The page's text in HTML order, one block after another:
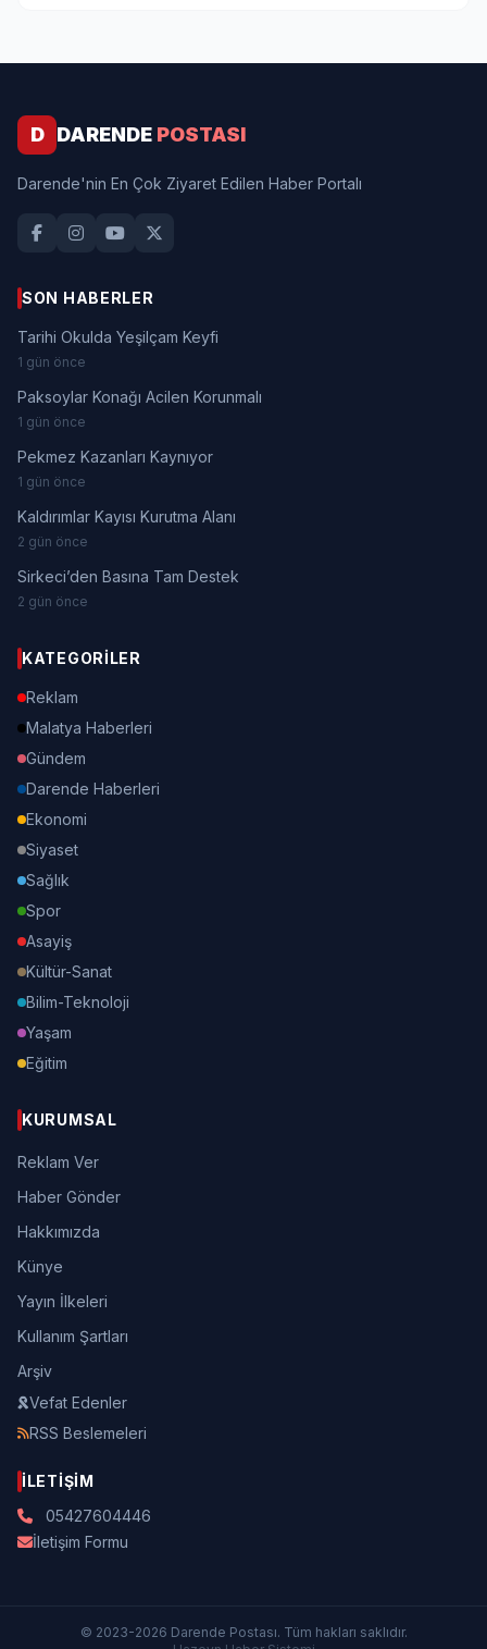
D DARENDE POSTASI
Darende'nin En Çok Ziyaret Edilen Haber Portalı
SON HABERLER
Tarihi Okulda Yeşilçam Keyfi
1 gün önce
Paksoylar Konağı Acilen Korunmalı
1 gün önce
Pekmez Kazanları Kaynıyor
1 gün önce
Kaldırımlar Kayısı Kurutma Alanı
2 gün önce
Sirkeci’den Basına Tam Destek
2 gün önce
KATEGORILER
Reklam
Malatya Haberleri
Gündem
Darende Haberleri
Ekonomi
Siyaset
Sağlık
Spor
Asayiş
Kültür-Sanat
Bilim-Teknoloji
Yaşam
Eğitim
KURUMSAL
Reklam Ver
Haber Gönder
Hakkımızda
Künye
Yayın İlkeleri
Kullanım Şartları
Arşiv
Vefat Edenler
RSS Beslemeleri
İLETIŞIM
05427604446
İletişim Formu
© 2023-2026 Darende Postası. Tüm hakları saklıdır.